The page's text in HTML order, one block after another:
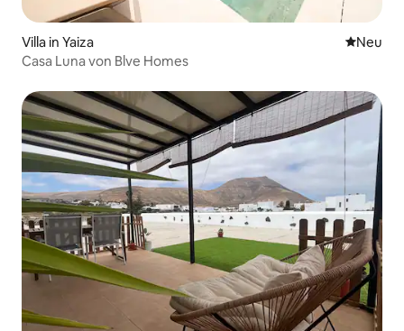
Wohnzimmer: Doppelsofa, Kommode,
Sessel, Couchtisch, Kabel-TV, Meerblick,
Temperaturregelung, Panoramablick;
Villa in Yaiza Neue
Neu
Casa Luna von Blve Homes